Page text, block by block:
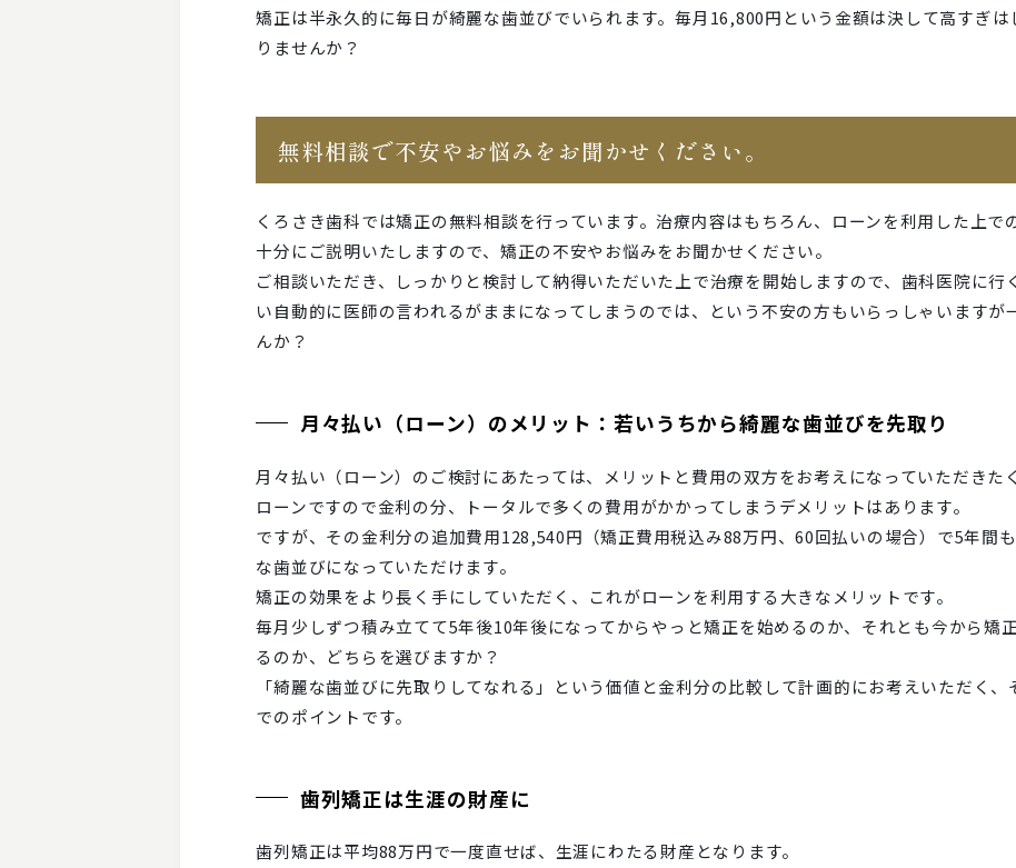
矯正は半永久的に毎日が綺麗な歯並びでいられます。毎月16,800円という金額は決して高すぎ
りませんか？
無料相談で不安やお悩みをお聞かせください。
くろさき歯科では矯正の無料相談を行っています。治療内容はもちろん、ローンを利用した上で
十分にご説明いたしますので、矯正の不安やお悩みをお聞かせください。
ご相談いただき、しっかりと検討して納得いただいた上で治療を開始しますので、歯科医院に行
い自動的に医師の言われるがままになってしまうのでは、という不安の方もいらっしゃいますが
んか？
月々払い（ローン）のメリット：若いうちから綺麗な歯並びを先取り
月々払い（ローン）のご検討にあたっては、メリットと費用の双方をお考えになっていただきた
ローンですので金利の分、トータルで多くの費用がかかってしまうデメリットはあります。
ですが、その金利分の追加費用128,540円（矯正費用税込み88万円、60回払いの場合）で5年間
な歯並びになっていただけます。
矯正の効果をより長く手にしていただく、これがローンを利用する大きなメリットです。
毎月少しずつ積み立てて5年後10年後になってからやっと矯正を始めるのか、それとも今から矯
るのか、どちらを選びますか？
「綺麗な歯並びに先取りしてなれる」という価値と金利分の比較して計画的にお考えいただく
でのポイントです。
歯列矯正は生涯の財産に
歯列矯正は平均88万円で一度直せば、生涯にわたる財産となります。